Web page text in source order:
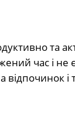
та
час і не
відпочинок